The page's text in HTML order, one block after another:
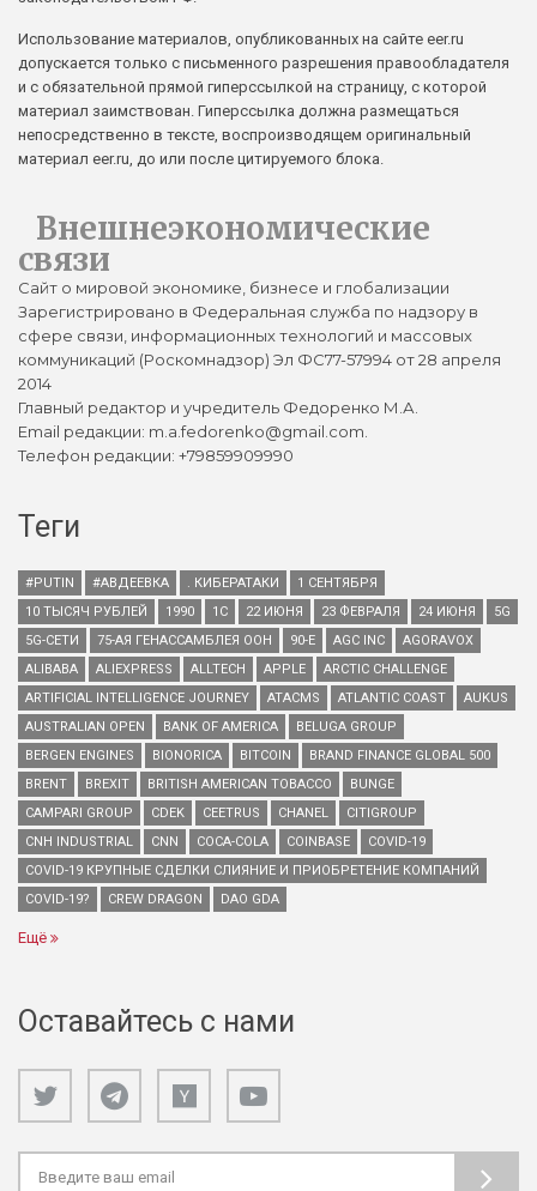
Использование материалов, опубликованных на сайте eer.ru
допускается только с письменного разрешения правообладателя
и с обязательной прямой гиперссылкой на страницу, с которой
материал заимствован. Гиперссылка должна размещаться
непосредственно в тексте, воспроизводящем оригинальный
материал eer.ru, до или после цитируемого блока.
Внешнеэкономические
связи
Сайт о мировой экономике, бизнесе и глобализации
Зарегистрировано в Федеральная служба по надзору в
сфере связи, информационных технологий и массовых
коммуникаций (Роскомнадзор) Эл ФС77-57994 от 28 апреля
2014
Главный редактор и учредитель Федоренко М.А.
Email редакции: m.a.fedorenko@gmail.com.
Телефон редакции: +79859909990
Теги
#PUTIN #АВДЕЕВКА . КИБЕРАТАКИ
1 СЕНТЯБРЯ
10 ТЫСЯЧ РУБЛЕЙ
1990 1С 22 ИЮНЯ 23 ФЕВРАЛЯ 24 ИЮНЯ
5G
5G-СЕТИ
75-АЯ ГЕНАССАМБЛЕЯ ООН 90-Е AGC INC
AGORAVOX
ALIBABA
ALIEXPRESS ALLTECH APPLE
ARCTIC CHALLENGE
ARTIFICIAL INTELLIGENCE JOURNEY
ATACMS ATLANTIC COAST
AUKUS
AUSTRALIAN OPEN
BANK OF AMERICA
BELUGA GROUP
BERGEN ENGINES
BIONORICA BITCOIN
BRAND FINANCE GLOBAL 500
BRENT
BREXIT BRITISH AMERICAN TOBACCO
BUNGE
CAMPARI GROUP
CDEK CEETRUS CHANEL
CITIGROUP
CNH INDUSTRIAL
CNN COCA-COLA COINBASE
COVID-19
COVID-19 КРУПНЫЕ СДЕЛКИ СЛИЯНИЕ И ПРИОБРЕТЕНИЕ КОМПАНИЙ
COVID-19?
CREW DRAGON DAO GDA
Ещё
Оставайтесь с нами